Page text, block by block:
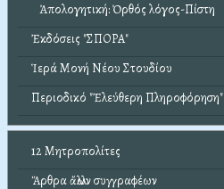
Ἀπολογητική: Ὀρθός λόγος-Πίστη
Ἐκδόσεις "ΣΠΟΡΑ"
Ἱερά Μονή Νέου Στουδίου
Περιοδικό "Ἐλεύθερη Πληροφόρηση"
12 Μητροπολίτες
Ἄρθρα ἄλλων συγγραφέων